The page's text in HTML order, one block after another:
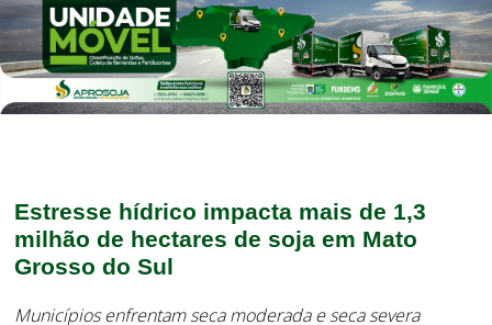
Estresse hídrico impacta mais de 1,3
milhão de hectares de soja em Mato
Grosso do Sul
Municípios enfrentam seca moderada e seca severa